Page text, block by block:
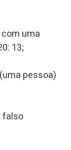
uma
13;
pessoa)
falso